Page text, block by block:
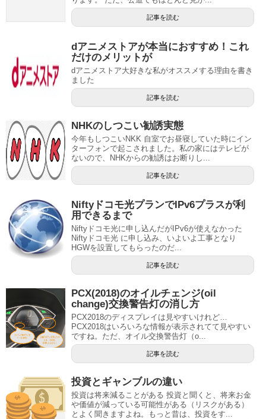
記事を読む
dアニメストアが本当におすすめ！これ
だけのメリットが
dアニメストア大好きな私がオススメする理由を書き
ました
記事を読む
NHKのしつこい勧誘実態
今年もしつこいNKK 自室でお昼寝していた時にイン
ターフォンで起こされました。私の家にはテレビが
ないので、NHKからの勧誘はお断りし...
記事を読む
Niftyドコモ光プランでIPv6プラスが利
用できるまで
Niftyドコモ光に申し込んだがIPv6が使えなかった
Niftyドコモ光 に申し込み、いよいよ工事となり
HGWを設置してもらったのだ...
記事を読む
PCX(2018)のオイルチェンジ(oil
change)交換警告灯の消し方
PCX2018のディスプレイは見やすいけれど…
PCX2018はいろいろな情報が表示されてて見やすい
ですね。ただ、オイル交換警告灯（o...
記事を読む
投資とギャンブルの違い
投資は将来減ることがある 投資と聞くと、将来お金
や価値が減っている可能性がある（リスクがある）
とよく聞きますよね。もっと昔は、投資をす...